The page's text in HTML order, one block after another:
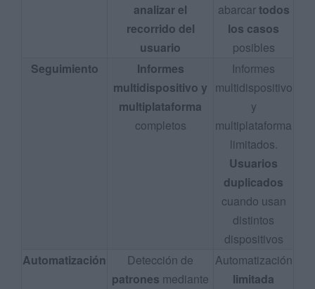
analizar el
recorrido del
usuario
abarcartodos
los casos
posibles
Seguimiento
Informes
multidispositivo y
multiplataforma
completos
Informes
multidispositivo
y
multiplataforma
limitados.
Usuarios
duplicados
cuando usan
distintos
dispositivos
Automatización
Detección de
patrones mediante
Automatización
limitada